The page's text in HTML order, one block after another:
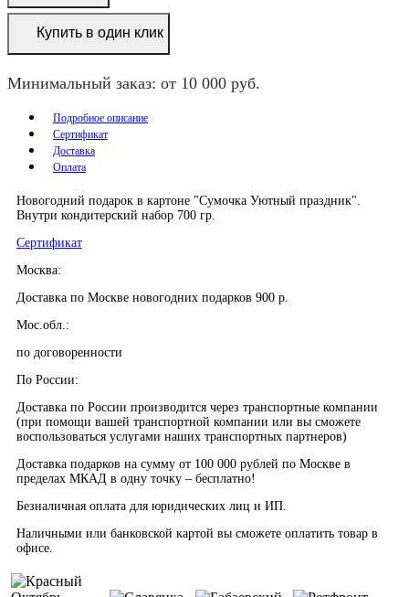
Купить в один клик
Минимальный заказ: от 10 000 руб.
Подробное описание
Сертификат
Доставка
Оплата
Новогодний подарок в картоне "Сумочка Уютный праздник".
Внутри кондитерский набор 700 гр.
Сертификат
Москва:
Доставка по Москве новогодних подарков 900 р.
Мос.обл.:
по договоренности
По России:
Доставка по России производится через транспортные компании
(при помощи вашей транспортной компании или вы сможете
воспользоваться услугами наших транспортных партнеров)
Доставка подарков на сумму от 100 000 рублей по Москве в
пределах МКАД в одну точку – бесплатно!
Безналичная оплата для юридических лиц и ИП.
Наличными или банковской картой вы сможете оплатить товар в
офисе.